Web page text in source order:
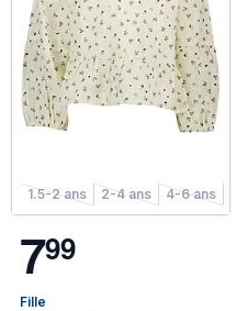
6-8 ans1.5-2 ans 2-4 ans 4-6 ans
799
Fille